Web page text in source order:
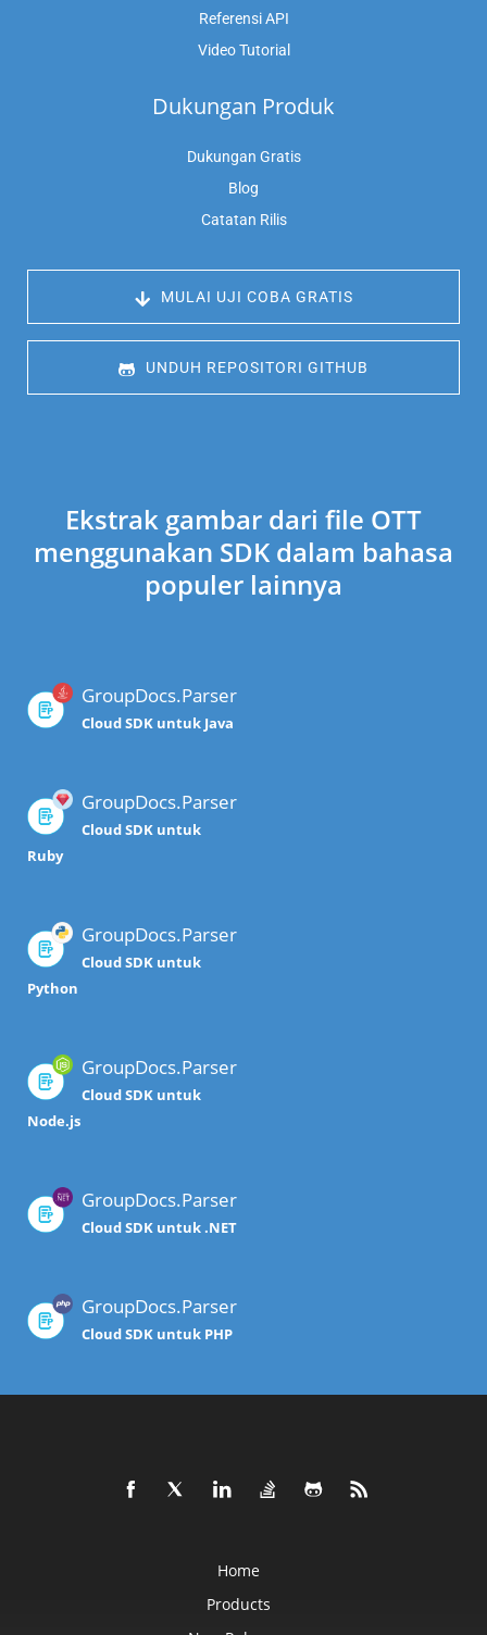
Referensi API
Video Tutorial
Dukungan Produk
Dukungan Gratis
Blog
Catatan Rilis
MULAI UJI COBA GRATIS
UNDUH REPOSITORI GITHUB
Ekstrak gambar dari file OTT
menggunakan SDK dalam bahasa
populer lainnya
GroupDocs.Parser
Cloud SDK untuk Java
GroupDocs.Parser
Cloud SDK untuk
Ruby
GroupDocs.Parser
Cloud SDK untuk
Python
GroupDocs.Parser
Cloud SDK untuk
Node.js
GroupDocs.Parser
Cloud SDK untuk .NET
GroupDocs.Parser
Cloud SDK untuk PHP
Home
Products